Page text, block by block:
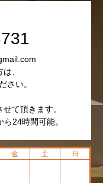
、
さい。
て頂きます。
24時間可能。
金 土
日